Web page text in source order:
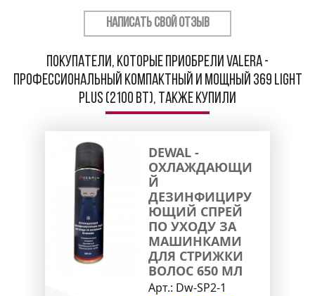
НАПИСАТЬ СВОЙ ОТЗЫВ
Покупатели, которые приобрели Valera -
Профессиональный компактный и мощный 369 Light
Plus (2100 Вт), также купили
DEWAL -
ОХЛАЖДАЮЩИ
Й
ДЕЗИНФИЦИРУ
ЮЩИЙ СПРЕЙ
ПО УХОДУ ЗА
МАШИНКАМИ
ДЛЯ СТРИЖКИ
ВОЛОС 650 МЛ
Арт.: Dw-SP2-1